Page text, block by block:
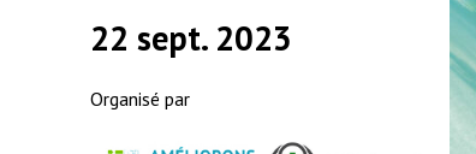
22 sept. 2023
Organisé par